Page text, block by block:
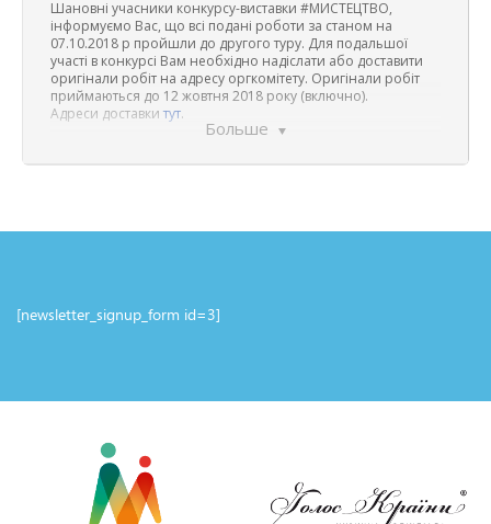
Больше
Шановні учасники конкурсу-виставки #МИСТЕЦТВО,
інформуємо Вас, що всі подані роботи за станом на
07.10.2018 р пройшли до другого туру. Для подальшої
участі в конкурсі Вам необхідно надіслати або доставити
оригінали робіт на адресу оргкомітету. Оригінали робіт
приймаються до 12 жовтня 2018 року (включно).
Адреси доставки тут.
[newsletter_signup_form id=3]